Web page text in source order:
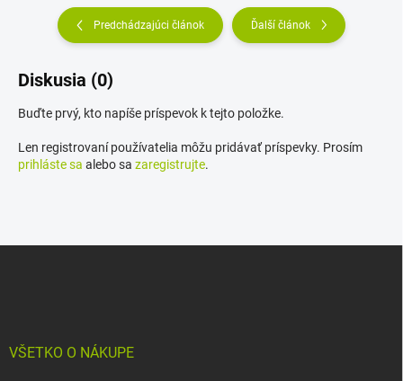
Predchádzajúci článok Ďalší článok
Diskusia (0)
Buďte prvý, kto napíše príspevok k tejto položke.
Len registrovaní používatelia môžu pridávať príspevky. Prosím
prihláste sa alebo sa zaregistrujte.
VŠETKO O NÁKUPE